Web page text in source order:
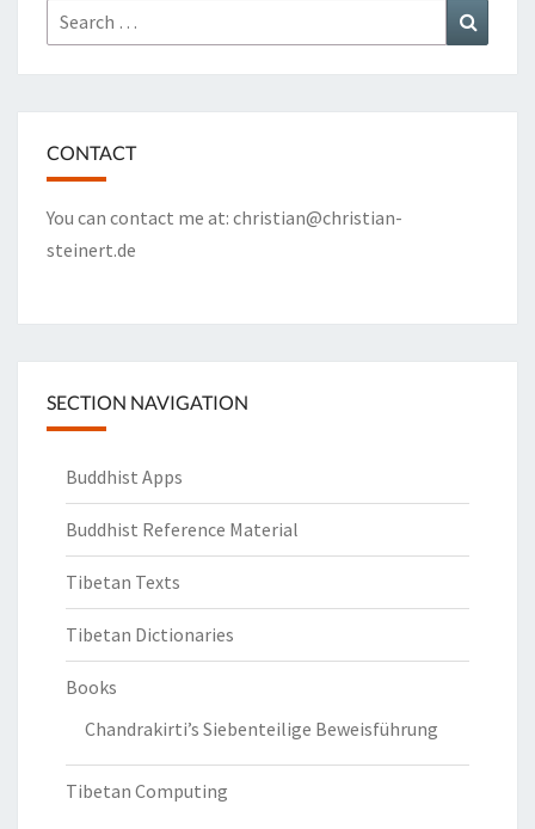
Search
for:
CONTACT
You can contact me at: christian@christian-
steinert.de
SECTION NAVIGATION
Buddhist Apps
Buddhist Reference Material
Tibetan Texts
Tibetan Dictionaries
Books
Chandrakirti’s Siebenteilige Beweisführung
Tibetan Computing